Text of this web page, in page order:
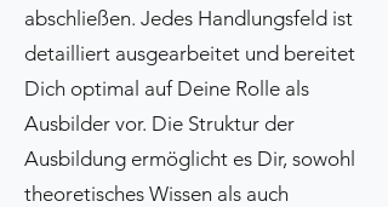
abschließen. Jedes Handlungsfeld ist
detailliert ausgearbeitet und bereitet
Dich optimal auf Deine Rolle als
Ausbilder vor. Die Struktur der
Ausbildung ermöglicht es Dir, sowohl
theoretisches Wissen als auch